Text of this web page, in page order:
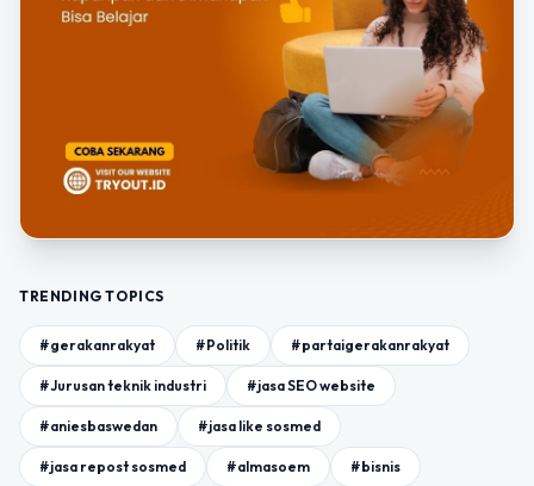
TRENDING TOPICS
#gerakanrakyat #Politik #partaigerakanrakyat
#Jurusan teknik industri #jasa SEO website
#aniesbaswedan #jasa like sosmed
#jasa repost sosmed #almasoem #bisnis